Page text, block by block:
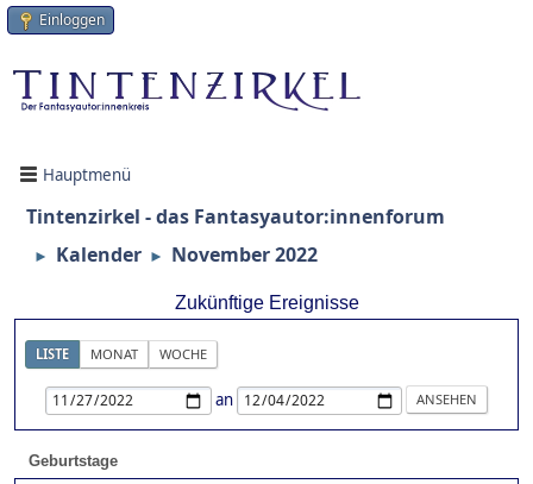
Einloggen
Hauptmenü
Tintenzirkel - das Fantasyautor:innenforum
► Kalender ► November 2022
Zukünftige Ereignisse
LISTE MONAT WOCHE
an
Geburtstage